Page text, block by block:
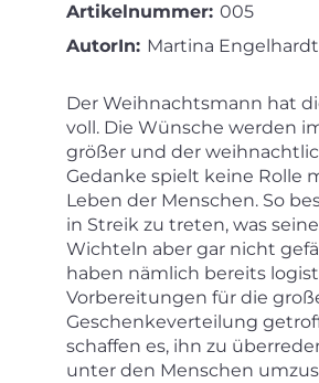
Artikelnummer: 005
AutorIn: Martina Engelhardt
Der Weihnachtsmann hat
voll. Die Wünsche werden
größer und der
Gedanke spielt keine Rolle
Leben der Menschen. So
in Streik zu treten, was
Wichteln aber gar nicht
haben nämlich bereits
Vorbereitungen für die
Geschenkeverteilung
schaffen es, ihn zu
unter den Menschen